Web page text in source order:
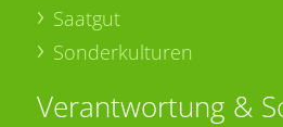
Saatgut
Sonderkulturen
Verantwortung &